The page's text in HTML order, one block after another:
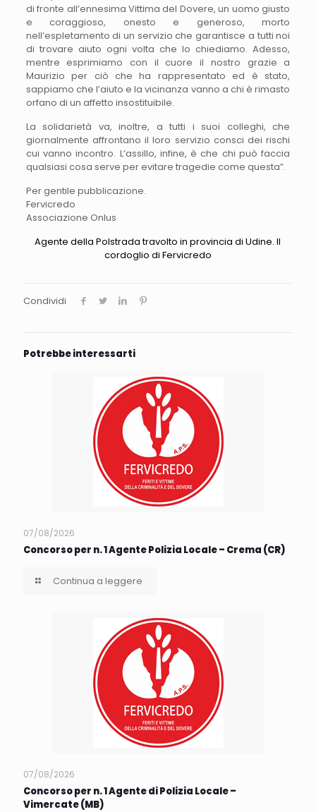
di fronte all’ennesima Vittima del Dovere, un uomo giusto
e coraggioso, onesto e generoso, morto
nell’espletamento di un servizio che garantisce a tutti noi
di trovare aiuto ogni volta che lo chiediamo. Adesso,
mentre esprimiamo con il cuore il nostro grazie a
Maurizio per ciò che ha rappresentato ed è stato,
sappiamo che l’aiuto e la vicinanza vanno a chi è rimasto
orfano di un affetto insostituibile.
La solidarietà va, inoltre, a tutti i suoi colleghi, che
giornalmente affrontano il loro servizio consci dei rischi
cui vanno incontro. L’assillo, infine, è che chi può faccia
qualsiasi cosa serve per evitare tragedie come questa”.
Per gentile pubblicazione.
Fervicredo
Associazione Onlus
Agente della Polstrada travolto in provincia di Udine. Il
cordoglio di Fervicredo
Condividi
Potrebbe interessarti
07/08/2026
Concorso per n. 1 Agente Polizia Locale – Crema (CR)
Continua a leggere
07/08/2026
Concorso per n. 1 Agente di Polizia Locale –
Vimercate (MB)